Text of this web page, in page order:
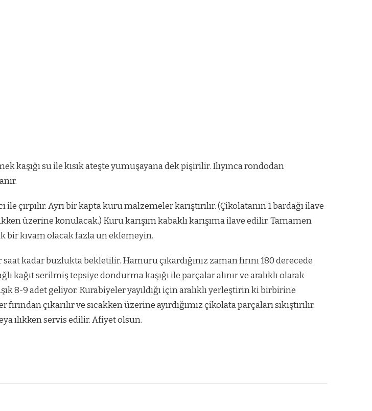
kaşığı su ile kısık ateşte yumuşayana dek pişirilir. Ilıyınca rondodan
ile çırpılır. Ayrı bir kapta kuru malzemeler karıştırılır. (Çikolatanın 1 bardağı ilave
üzerine konulacak.) Kuru karışım kabaklı karışıma ilave edilir. Tamamen
bir kıvam olacak fazla un eklemeyin.
kadar buzlukta bekletilir. Hamuru çıkardığınız zaman fırını 180 derecede
kağıt serilmiş tepsiye dondurma kaşığı ile parçalar alınır ve aralıklı olarak
8-9 adet geliyor. Kurabiyeler yayıldığı için aralıklı yerleştirin ki birbirine
çıkarılır ve sıcakken üzerine ayırdığımız çikolata parçaları sıkıştırılır.
ılıkken servis edilir. Afiyet olsun.